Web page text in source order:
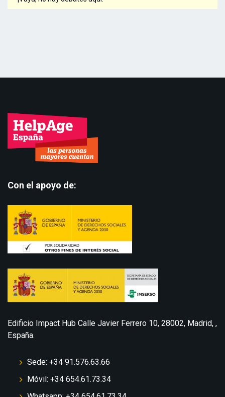
Con el apoyo de:
Edificio Impact Hub Calle Javier Ferrero 10, 28002, Madrid, ,
España.
Sede: +34 91.576.63.66
Móvil: +34 654.61.73.34